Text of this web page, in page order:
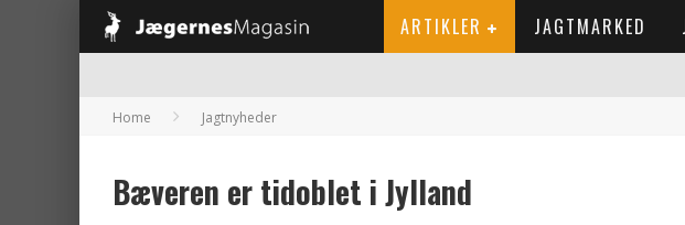
ARTIKLER JAGTMARKED
Home Jagtnyheder
Bæveren er tidoblet i Jylland